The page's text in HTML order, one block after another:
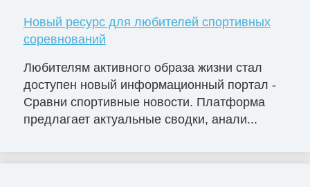
Новый ресурс для любителей спортивных
соревнований
Любителям активного образа жизни стал
доступен новый информационный портал -
Сравни спортивные новости. Платформа
предлагает актуальные сводки, анали...